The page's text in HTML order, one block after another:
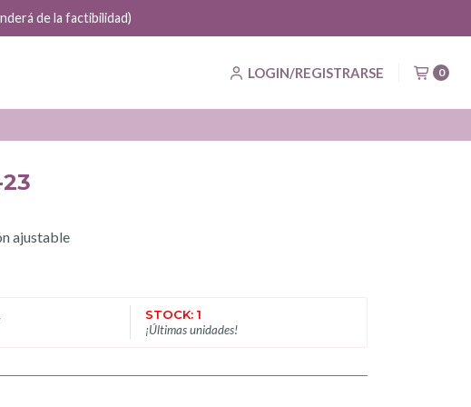
LOGIN/REGISTRARSE 0
de la factibilidad)
ajustable
STOCK: 1
¡Últimas unidades!